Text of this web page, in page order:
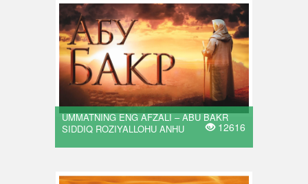
UMMATNING ENG AFZALI – ABU BAKR
SIDDIQ ROZIYALLOHU ANHU
12616